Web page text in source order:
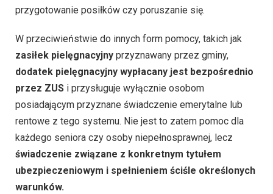
przygotowanie posiłków czy poruszanie się.
W przeciwieństwie do innych form pomocy, takich jak
zasiłek pielęgnacyjny przyznawany przez gminy,
dodatek pielęgnacyjny wypłacany jest bezpośrednio
przez ZUS i przysługuje wyłącznie osobom
posiadającym przyznane świadczenie emerytalne lub
rentowe z tego systemu. Nie jest to zatem pomoc dla
każdego seniora czy osoby niepełnosprawnej, lecz
świadczenie związane z konkretnym tytułem
ubezpieczeniowym i spełnieniem ściśle określonych
warunków.